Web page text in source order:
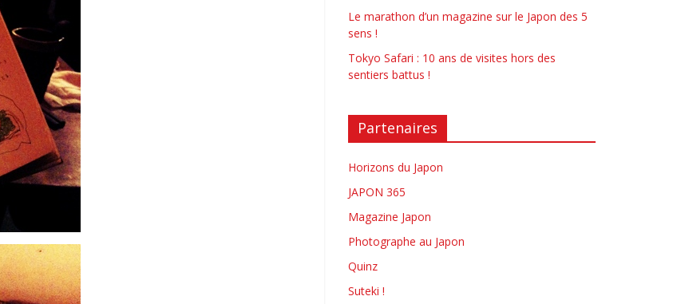
Le marathon d’un magazine sur le Japon des 5
sens !
Tokyo Safari : 10 ans de visites hors des
sentiers battus !
Partenaires
Horizons du Japon
JAPON 365
Magazine Japon
Photographe au Japon
Quinz
Suteki !